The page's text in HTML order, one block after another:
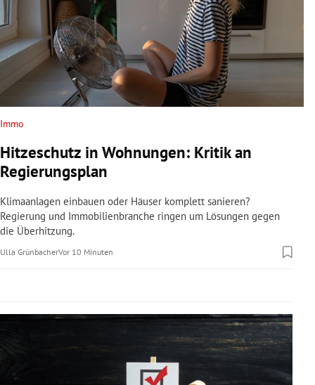
Untermenü
Untermenü
Untermenü
Untermenü
Untermenü
Untermenü
Untermenü
Untermenü
Immo
Hitzeschutz in Wohnungen: Kritik an
Regierungsplan
Klimaanlagen einbauen oder Häuser komplett sanieren?
Regierung und Immobilienbranche ringen um Lösungen gegen
die Überhitzung.
Ulla GrünbacherVor 10 Minuten